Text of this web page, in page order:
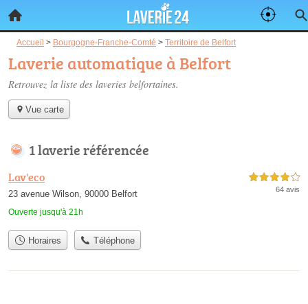
Accueil > Bourgogne-Franche-Comté > Territoire de Belfort
Laverie automatique à Belfort
Retrouvez la liste des laveries belfortaines.
Vue carte
1 laverie référencée
Lav'eco
23 avenue Wilson, 90000 Belfort
Ouverte jusqu'à 21h
4,0 étoiles sur 5
64 avis
Horaires Téléphone